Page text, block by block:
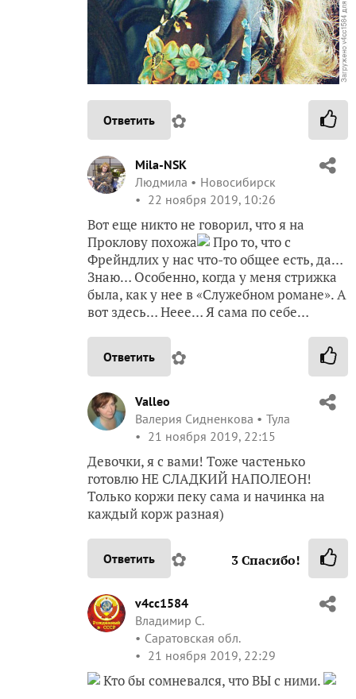
Ответить ✿
Mila-NSK
Людмила
Новосибирск
22 ноября 2019, 10:26
Вот еще никто не говорил, что я на
Проклову похожа
Про то, что с
Фрейндлих у нас что-то общее есть, да…
Знаю… Особенно, когда у меня стрижка
была, как у нее в «Служебном романе». А
вот здесь… Неее… Я сама по себе…
Ответить ✿
Valleo
Валерия Сидненкова
Тула
21 ноября 2019, 22:15
Девочки, я с вами! Тоже частенько
готовлю НЕ СЛАДКИЙ НАПОЛЕОН!
Только коржи пеку сама и начинка на
каждый корж разная)
Ответить ✿ 3Спасибо!
v4cc1584
Владимир С.
Саратовская обл.
21 ноября 2019, 22:29
Кто бы сомневался, что ВЫ с ними.